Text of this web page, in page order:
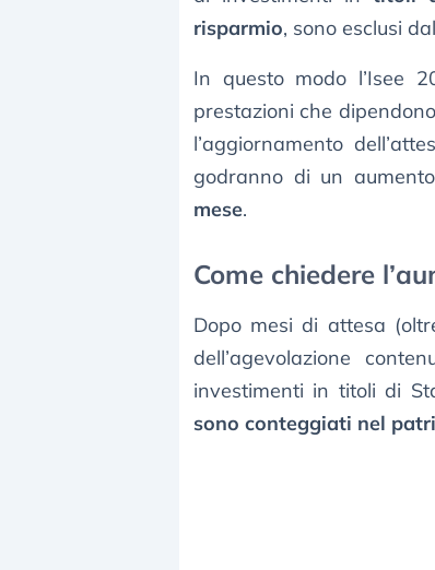
risparmio, sono esclusi
In questo modo l’Isee
prestazioni che
l’aggiornamento
godranno di un
mese.
Come chiedere
Dopo mesi di attesa
dell’agevolazione
investimenti in titoli di
sono conteggiati nel